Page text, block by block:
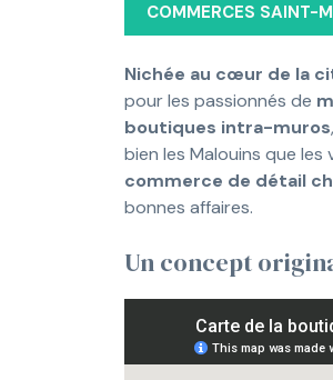
COMMERCES SAINT-
Nichée au cœur de la
pour les passionnés de
boutiques intra-muros
bien les Malouins que
commerce de détail
bonnes affaires.
Un concept